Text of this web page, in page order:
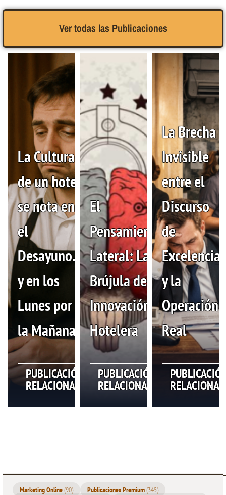
Ver todas las Publicaciones
La Cultura
de un hotel
se nota en
el
Desayuno…
y en los
Lunes por
la Mañana
PUBLICACIÓN
RELACIONADA
El
Pensamiento
Lateral: La
Brújula de la
Innovación
Hotelera
PUBLICACIÓN
RELACIONADA
La Brecha
Invisible
entre el
Discurso
de
Excelencia
y la
Operación
Real
Marketing Online(90) Publicaciones Premium(345)